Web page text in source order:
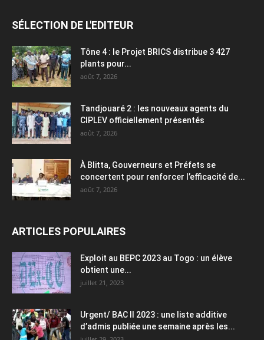
SÉLECTION DE L'EDITEUR
Tône 4 : le Projet BRICS distribue 3 427
plants pour...
août 7, 2026
Tandjouaré 2 : les nouveaux agents du
CIPLEV officiellement présentés
août 7, 2026
À Blitta, Gouverneurs et Préfets se
concertent pour renforcer l’efficacité de...
août 7, 2026
ARTICLES POPULAIRES
Exploit au BEPC 2023 au Togo : un élève
obtient une...
juillet 21, 2023
Urgent/ BAC II 2023 : une liste additive
d’admis publiée une semaine après les...